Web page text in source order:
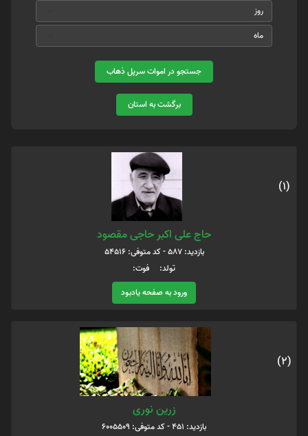
جستجو در اموات سرپل ذهاب
برگشت به استان
(1)
حاج علی اکبر حاجی مقصود
بازدید: 587 - کد متوفی: 54516
تولد: فوت:
ورود به صفحه یادبود
(2)
زرین نوری
بازدید: 451 - کد متوفی: 6005509